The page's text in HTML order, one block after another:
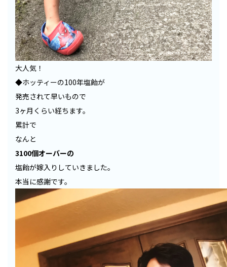
大人気！
◆ホッティーの100年塩飴が
発売されて早いもので
3ヶ月くらい経ちます。
累計で
なんと
3100個オーバーの
塩飴が嫁入りしていきました。
本当に感謝です。